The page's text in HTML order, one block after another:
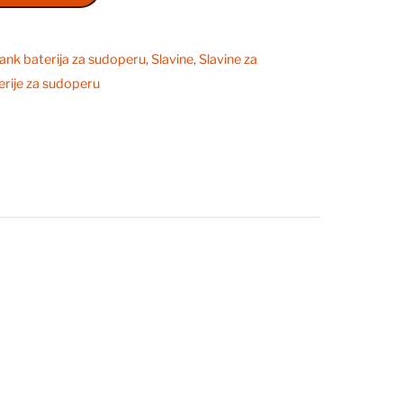
baterija za sudoperu,Slavine,Slavine za
za sudoperu